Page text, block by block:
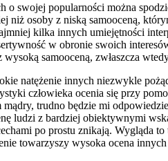
o swojej popularności można
niż osoby z niską samooceną,
kilka innych umiejętności
w obronie swoich
samooceną, zwłaszcza
natężenie innych niezwykle
człowieka ocenia się przy
trudno będzie mi
ludzi z bardziej obiektywnymi
po prostu znikają. Wygląda
towarzyszy wysoka ocena